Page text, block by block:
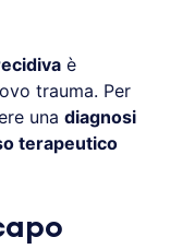
è
trauma. Per
una diagnosi
terapeutico